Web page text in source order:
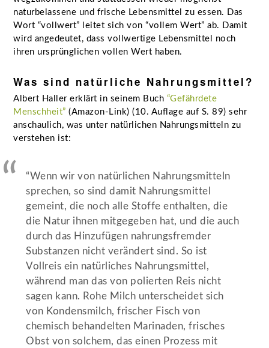
naturbelassene und frische Lebensmittel zu essen. Das
Wort “vollwert” leitet sich von “vollem Wert” ab. Damit
wird angedeutet, dass vollwertige Lebensmittel noch
ihren ursprünglichen vollen Wert haben.
Was sind natürliche Nahrungsmittel?
Albert Haller erklärt in seinem Buch “Gefährdete
Menschheit” (Amazon-Link) (10. Auflage auf S. 89) sehr
anschaulich, was unter natürlichen Nahrungsmitteln zu
verstehen ist:
“Wenn wir von natürlichen Nahrungsmitteln
sprechen, so sind damit Nahrungsmittel
gemeint, die noch alle Stoffe enthalten, die
die Natur ihnen mitgegeben hat, und die auch
durch das Hinzufügen nahrungsfremder
Substanzen nicht verändert sind. So ist
Vollreis ein natürliches Nahrungsmittel,
während man das von polierten Reis nicht
sagen kann. Rohe Milch unterscheidet sich
von Kondensmilch, frischer Fisch von
chemisch behandelten Marinaden, frisches
Obst von solchem, das einen Prozess mit